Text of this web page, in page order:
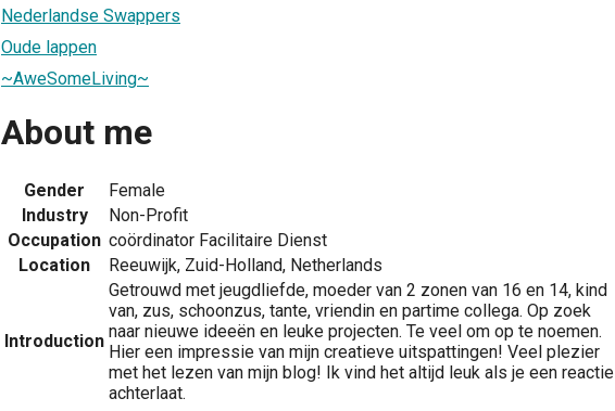
Nederlandse Swappers
Oude lappen
~AweSomeLiving~
About me
Gender
Female
Industry
Non-Profit
Occupation coördinator Facilitaire Dienst
Location
Reeuwijk, Zuid-Holland, Netherlands
Introduction
Getrouwd met jeugdliefde, moeder van 2 zonen van 16 en 14, kind
van, zus, schoonzus, tante, vriendin en partime collega. Op zoek
naar nieuwe ideeën en leuke projecten. Te veel om op te noemen.
Hier een impressie van mijn creatieve uitspattingen! Veel plezier
met het lezen van mijn blog! Ik vind het altijd leuk als je een reactie
achterlaat.